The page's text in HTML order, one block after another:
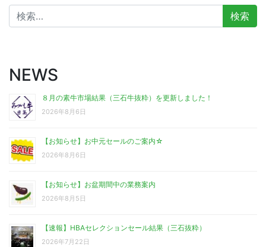
検
索:
NEWS
８月の素牛市場結果（三石牛抜粋）を更新しました！
2026年8月6日
【お知らせ】お中元セールのご案内☆
2026年8月6日
【お知らせ】お盆期間中の業務案内
2026年8月5日
【速報】HBAセレクションセール結果（三石抜粋）
2026年7月22日